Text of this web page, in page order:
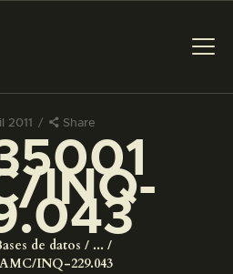
2011 Share
INQ-
de datos
...
AMC/INQ-229.043
LA VISITA